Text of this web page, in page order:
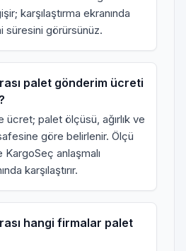
karşılaştırma ekranında
süresini görürsünüz.
palet gönderim ücreti
ücret; palet ölçüsü, ağırlık ve
göre belirlenir. Ölçü
anlaşmalı
karşılaştırır.
hangi firmalar palet